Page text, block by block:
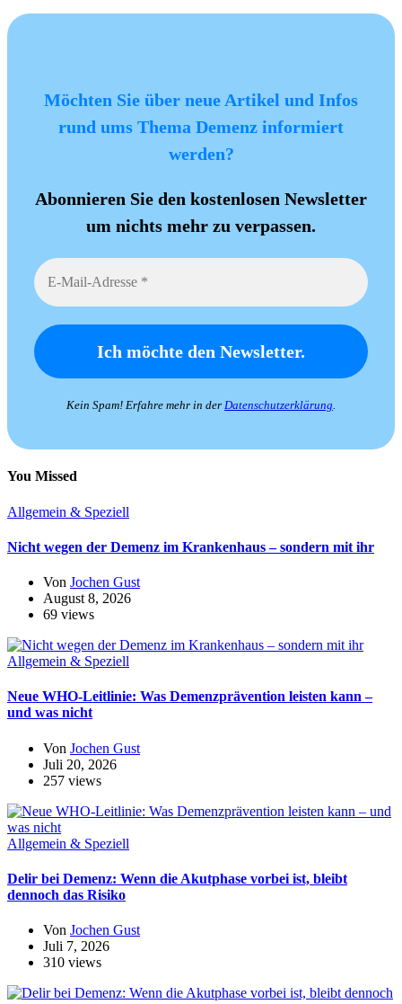
Möchten Sie über neue Artikel und Infos
rund ums Thema Demenz informiert
werden?
Abonnieren Sie den kostenlosen Newsletter
um nichts mehr zu verpassen.
Kein Spam! Erfahre mehr in der Datenschutzerklärung.
You Missed
Allgemein & Speziell
Nicht wegen der Demenz im Krankenhaus – sondern mit ihr
Von Jochen Gust
August 8, 2026
69 views
Allgemein & Speziell
Neue WHO-Leitlinie: Was Demenzprävention leisten kann –
und was nicht
Von Jochen Gust
Juli 20, 2026
257 views
Allgemein & Speziell
Delir bei Demenz: Wenn die Akutphase vorbei ist, bleibt
dennoch das Risiko
Von Jochen Gust
Juli 7, 2026
310 views